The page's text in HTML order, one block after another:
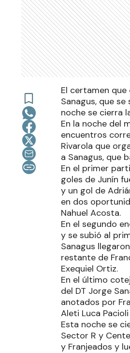
El certamen
Sanagus, que
noche se cierra
En la noche del
encuentros
Rivarola que
a Sanagus, que
En el primer
goles de Junín
y un gol de
en dos
Nahuel Acosta.
En el segundo
y se subió al
Sanagus
restante de
Exequiel Ortiz.
En el último
del DT Jorge
anotados por
Aleti Luca
Esta noche se
Sector R y
y Franjeados y